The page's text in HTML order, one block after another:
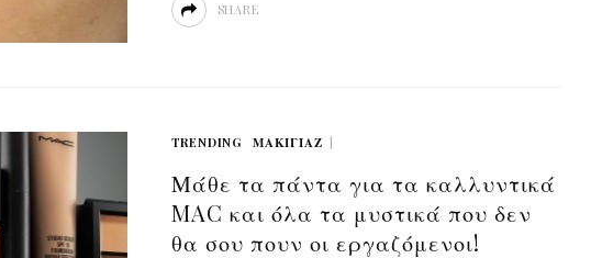
SHARE
TRENDING ΜΑΚΙΓΙΆΖ
Μάθε τα πάντα για τα καλλυντικά
MAC και όλα τα μυστικά που δεν
θα σου πουν οι εργαζόμενοι!